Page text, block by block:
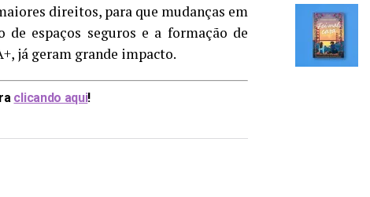
direitos, para que mudanças em
espaços seguros e a formação de
já geram grande impacto.
clicando aqui!